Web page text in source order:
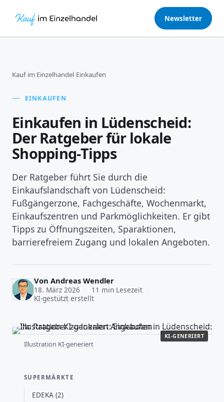
Newsletter
Kauf im Einzelhandel›Einkaufen
EINKAUFEN
Einkaufen in Lüdenscheid:
Der Ratgeber für lokale
Shopping-Tipps
Der Ratgeber führt Sie durch die
Einkaufslandschaft von Lüdenscheid:
Fußgängerzone, Fachgeschäfte, Wochenmarkt,
Einkaufszentren und Parkmöglichkeiten. Er gibt
Tipps zu Öffnungszeiten, Sparaktionen,
barrierefreiem Zugang und lokalen Angeboten.
Von Andreas Wendler
18. März 2026 11 min Lesezeit
KI-gestützt erstellt
KI-GENERIERT
Illustration KI-generiert
SUPERMÄRKTE
EDEKA (2)